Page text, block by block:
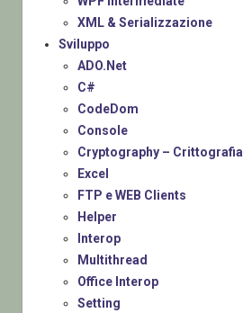
XML & Serializzazione
Sviluppo
ADO.Net
C#
CodeDom
Console
Cryptography – Crittografia
Excel
FTP e WEB Clients
Helper
Interop
Multithread
Office Interop
Setting